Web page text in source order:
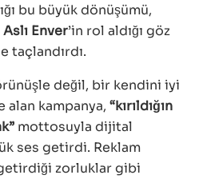
bu büyük dönüşümü,
Aslı Enver’in rol aldığı göz
taçlandırdı.
değil, bir kendini iyi
alan kampanya, “kırıldığın
mottosuyla dijital
ses getirdi. Reklam
zorluklar gibi